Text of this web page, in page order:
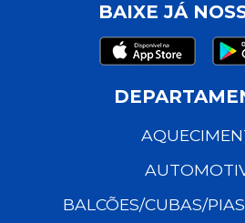
BAIXE JÁ
BALCÕES/CUBAS/